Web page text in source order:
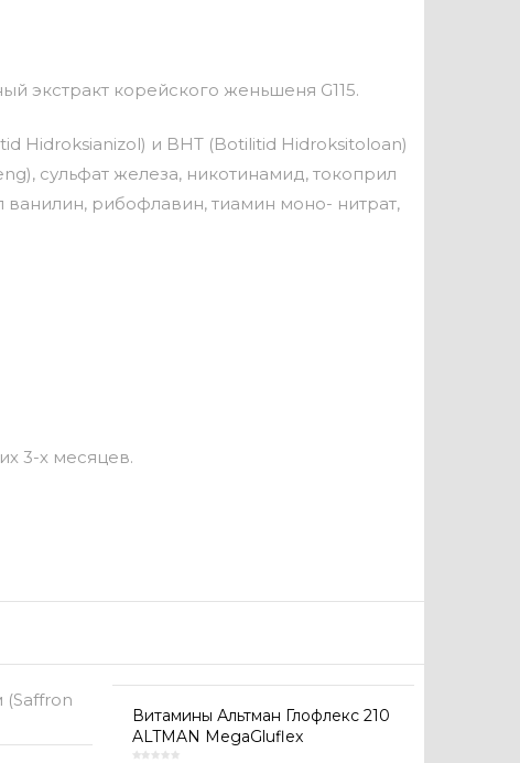
экстракт корейского женьшеня G115.
Hidroksianizol) и BHT (Botilitid Hidroksitoloan)
сульфат железа, никотинамид, токоприл
ванилин, рибофлавин, тиамин моно- нитрат,
3-х месяцев.
Витамины Альтман Глофлекс 210
ALTMAN MegaGluflex